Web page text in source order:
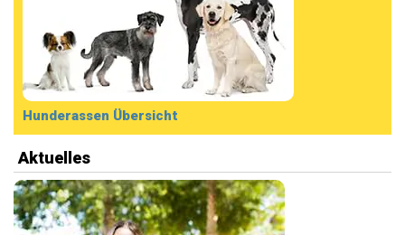
Hunderassen Übersicht
Aktuelles